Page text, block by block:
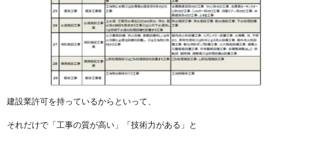
建設業許可を持っているからといって、
それだけで「工事の質が高い」「技術力がある」と